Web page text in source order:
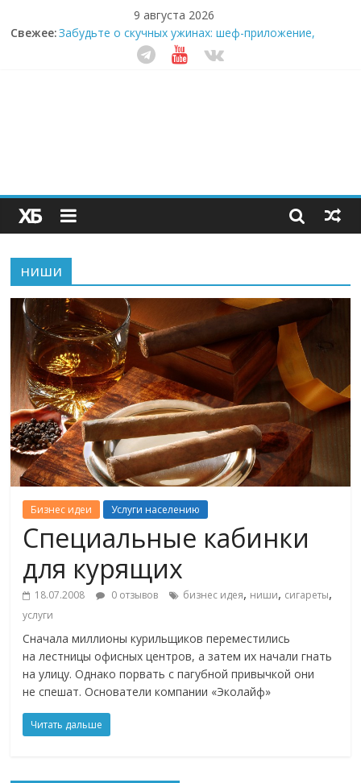
9 августа 2026
Свежее:Забудьте о скучных ужинах: шеф-приложение,
которое видит вашу еду насквозь
Небо зовёт: как бизнес на полётах дронов и
Секрет супергидратации: почему кокосовая вода с
пребиотиками становится главным трендом
здорового питания
ниши
Бизнес идеи Услуги населению
Специальные кабинки
для курящих
18.07.2008 0 отзывов бизнес идея, ниши, сигареты,
услуги
Сначала миллионы курильщиков переместились
на лестницы офисных центров, а затем их начали гнать
на улицу. Однако порвать с пагубной привычкой они
не спешат. Основатели компании «Эколайф»
Читать дальше